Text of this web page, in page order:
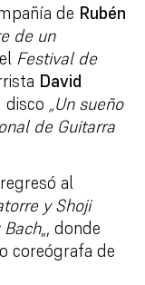
de Rubén
de un
Festival de
David
disco „Un sueño
de Guitarra
regresó al
y Shoji
„, donde
coreógrafa de